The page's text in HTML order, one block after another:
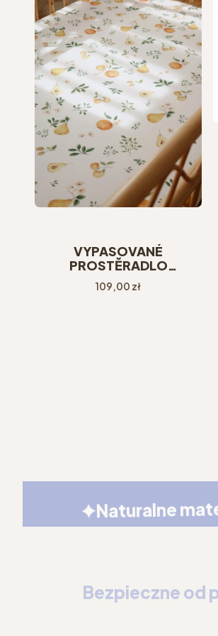
VYPASOVANÉ
PROSTĚRADLO
120X60CM FRUITS
Cena
109,00 zł
Naturalne
Bezpieczne od